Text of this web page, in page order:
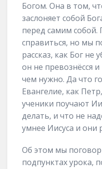
Богом. Она в том,
заслоняет собой
перед самим собой.
справиться, но мы
рассказ, как Бог не
он не превознёсся
чем нужно. Да что
Евангелие, как
ученики поучают
делать, и что не
умнее Иисуса и они
Об этом мы
подпунктах урока,